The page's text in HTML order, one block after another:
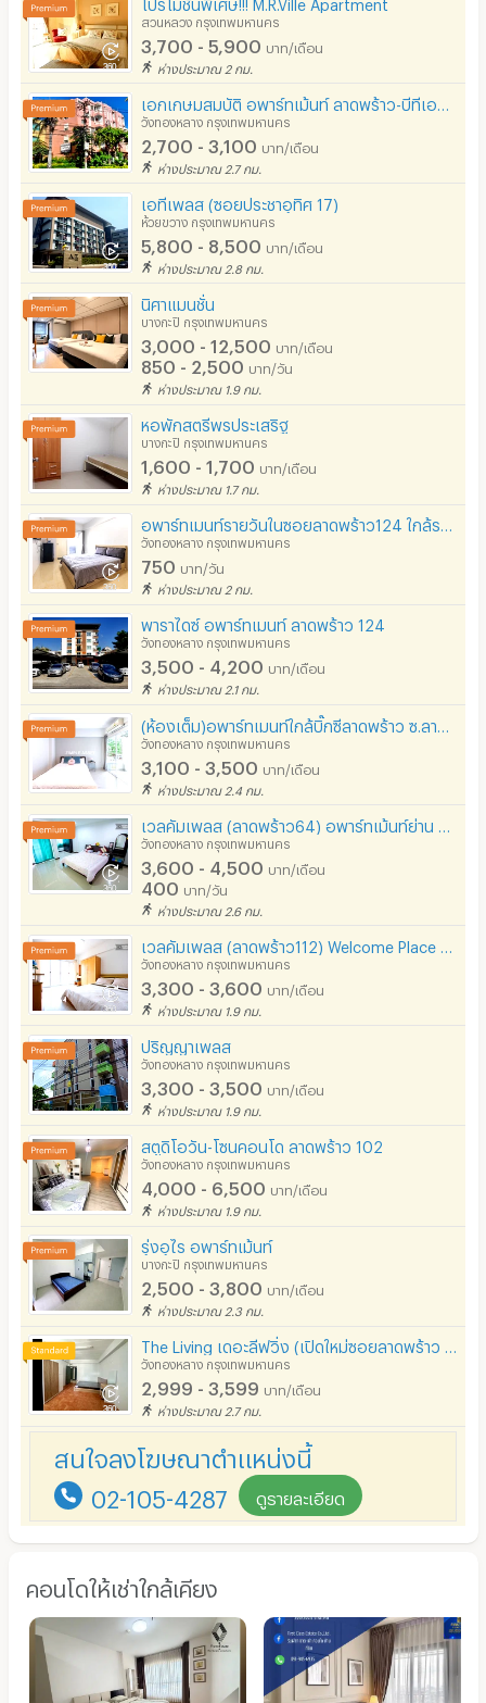
สวนหลวง กรุงเทพมหานคร
3,700 - 5,900 บาท/เดือน
ห่างประมาณ 2 กม.
วังทองหลาง กรุงเทพมหานคร
2,700 - 3,100 บาท/เดือน
ห่างประมาณ 2.7 กม.
เอทีเพลส (ซอยประชาอุทิศ 17)
ห้วยขวาง กรุงเทพมหานคร
5,800 - 8,500 บาท/เดือน
ห่างประมาณ 2.8 กม.
นิศาแมนชั่น
บางกะปิ กรุงเทพมหานคร
3,000 - 12,500 บาท/เดือน
850 - 2,500 บาท/วัน
ห่างประมาณ 1.9 กม.
หอพักสตรีพรประเสริฐ
บางกะปิ กรุงเทพมหานคร
1,600 - 1,700 บาท/เดือน
ห่างประมาณ 1.7 กม.
วังทองหลาง กรุงเทพมหานคร
750 บาท/วัน
ห่างประมาณ 2 กม.
พาราไดซ์ อพาร์ทเมนท์ ลาดพร้าว 124
วังทองหลาง กรุงเทพมหานคร
3,500 - 4,200 บาท/เดือน
ห่างประมาณ 2.1 กม.
วังทองหลาง กรุงเทพมหานคร
3,100 - 3,500 บาท/เดือน
ห่างประมาณ 2.4 กม.
วังทองหลาง กรุงเทพมหานคร
3,600 - 4,500 บาท/เดือน
400 บาท/วัน
ห่างประมาณ 2.6 กม.
วังทองหลาง กรุงเทพมหานคร
3,300 - 3,600 บาท/เดือน
ห่างประมาณ 1.9 กม.
ปริญญาเพลส
วังทองหลาง กรุงเทพมหานคร
3,300 - 3,500 บาท/เดือน
ห่างประมาณ 1.9 กม.
สตูดิโอวัน-โซนคอนโด ลาดพร้าว 102
วังทองหลาง กรุงเทพมหานคร
4,000 - 6,500 บาท/เดือน
ห่างประมาณ 1.9 กม.
รุ่งอุไร อพาร์ทเม้นท์
บางกะปิ กรุงเทพมหานคร
2,500 - 3,800 บาท/เดือน
ห่างประมาณ 2.3 กม.
วังทองหลาง กรุงเทพมหานคร
2,999 - 3,599 บาท/เดือน
ห่างประมาณ 2.7 กม.
สนใจลงโฆษณาตำแหน่งนี้
02-105-4287 ดูรายละเอียด
คอนโดให้เช่าใกล้เคียง